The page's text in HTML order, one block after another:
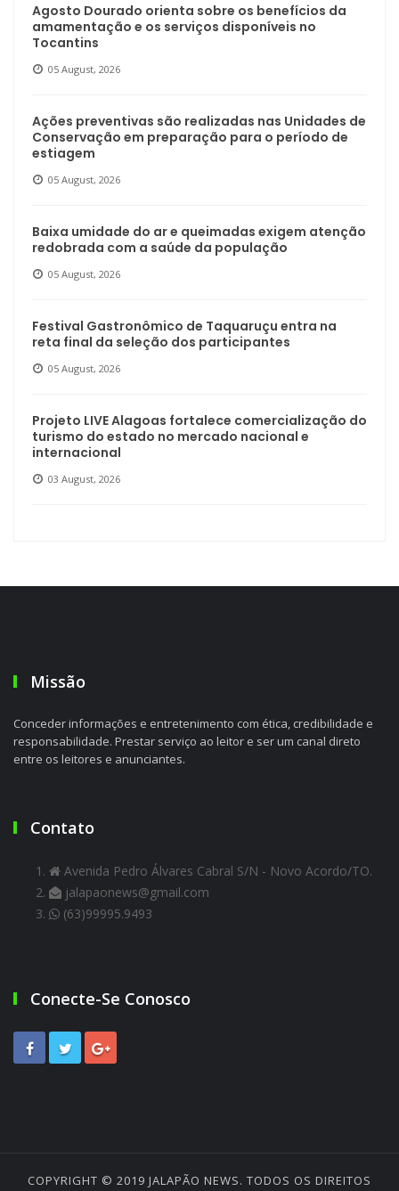
Agosto Dourado orienta sobre os benefícios da
amamentação e os serviços disponíveis no
Tocantins
05 August, 2026
Ações preventivas são realizadas nas Unidades de
Conservação em preparação para o período de
estiagem
05 August, 2026
Baixa umidade do ar e queimadas exigem atenção
redobrada com a saúde da população
05 August, 2026
Festival Gastronômico de Taquaruçu entra na
reta final da seleção dos participantes
05 August, 2026
Projeto LIVE Alagoas fortalece comercialização do
turismo do estado no mercado nacional e
internacional
03 August, 2026
Missão
Conceder informações e entretenimento com ética, credibilidade e
responsabilidade. Prestar serviço ao leitor e ser um canal direto
entre os leitores e anunciantes.
Contato
Avenida Pedro Álvares Cabral S/N - Novo Acordo/TO.
jalapaonews@gmail.com
(63)99995.9493
Conecte-Se Conosco
COPYRIGHT © 2019 JALAPÃO NEWS. TODOS OS DIREITOS